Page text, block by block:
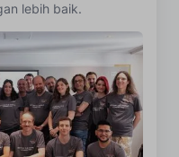
lebih baik.